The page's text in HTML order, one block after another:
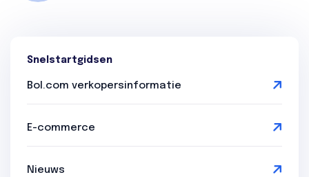
Snelstartgidsen
Bol.com verkopersinformatie
E-commerce
Nieuws